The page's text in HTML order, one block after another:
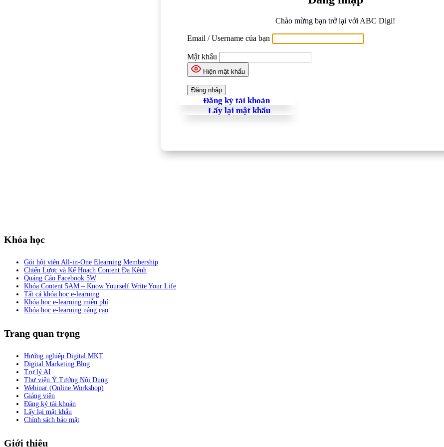
Chào mừng bạn trở lại với ABC Digi!
Email / Username của bạn
Mật khẩu
Hiện mật khẩu
Đăng ký tài khoản
Lấy lại mật khẩu
Khóa học
Gói hội viên All-in-One Elearning Membership
Chiến Lược và Kế Hoạch Content Đa Kênh
Quảng Cáo Facebook 5W
Khóa Content 5AM – Know Yourself Write Your Life
Tất cả khóa học e-learning
Khóa học e-learning miễn phí
Khóa học e-learning nâng cao
Trang quan trọng
Hướng nghiệp Digital MKT
Digital Marketing Blog
Trợ lý AI
Thư viện Ý Tưởng Nội Dung
Webinar (Online Workshop)
Giảng viên
Đăng ký tài khoản
Lấy lại mật khẩu
Chính sách bảo mật
Giới thiệu